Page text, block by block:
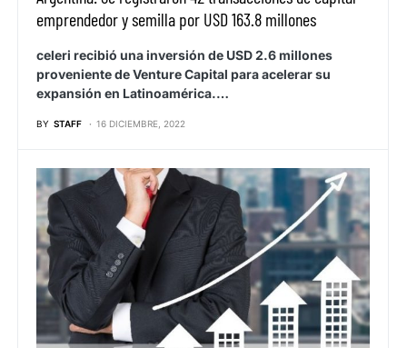
emprendedor y semilla por USD 163.8 millones
celeri recibió una inversión de USD 2.6 millones
proveniente de Venture Capital para acelerar su
expansión en Latinoamérica.…
BY STAFF 16 DICIEMBRE, 2022